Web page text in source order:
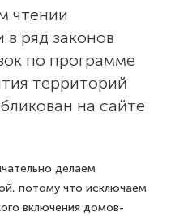
чтении
в ряд законов
по программе
территорий
на сайте
делаем
потому что исключаем
включения домов-